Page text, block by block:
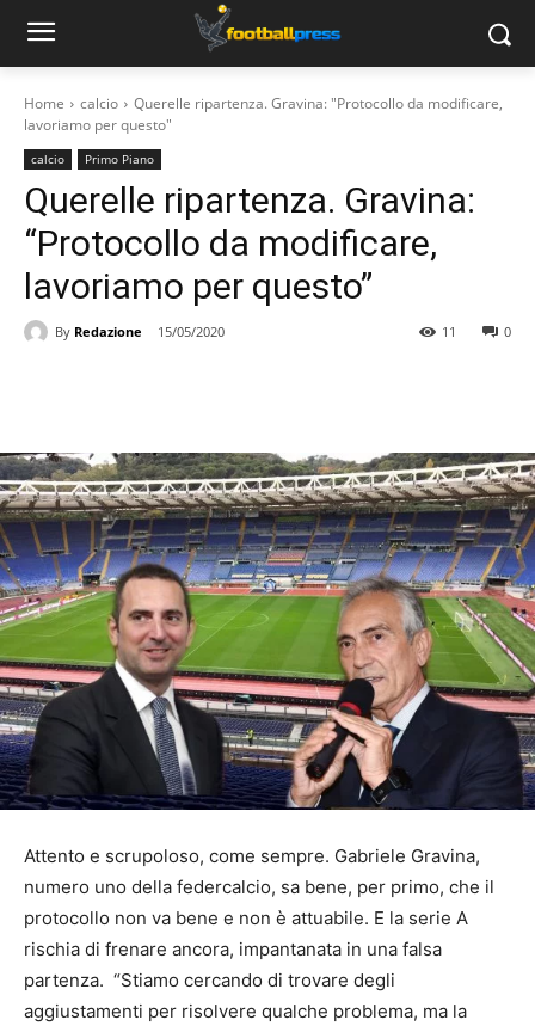
Home calcio
Querelle ripartenza. Gravina: "Protocollo da modificare,
lavoriamo per questo"
calcio Primo Piano
Querelle ripartenza. Gravina:
“Protocollo da modificare,
lavoriamo per questo”
By Redazione 15/05/2020 0
11
Attento e scrupoloso, come sempre. Gabriele Gravina,
numero uno della federcalcio, sa bene, per primo, che il
protocollo non va bene e non è attuabile. E la serie A
rischia di frenare ancora, impantanata in una falsa
partenza. “Stiamo cercando di trovare degli
aggiustamenti per risolvere qualche problema, ma la